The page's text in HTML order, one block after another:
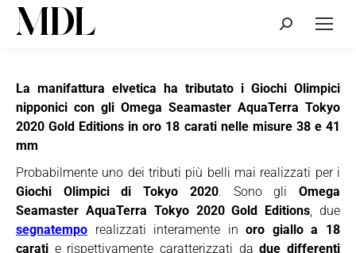
Cerca:
La manifattura elvetica ha tributato i Giochi Olimpici
nipponici con gli Omega Seamaster AquaTerra Tokyo
2020 Gold Editions in oro 18 carati nelle misure 38 e 41
mm
Probabilmente uno dei tributi più belli mai realizzati per i
Giochi Olimpici di Tokyo 2020. Sono gliOmega
Seamaster AquaTerra Tokyo 2020 Gold Editions, due
segnatempo realizzati interamente inoro giallo a 18
carati e rispettivamente caratterizzati dadue differenti